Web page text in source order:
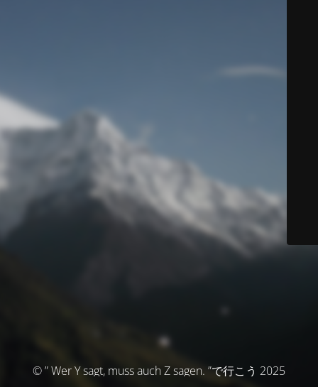
© ” Wer Y sagt, muss auch Z sagen. ”で行こう 2025